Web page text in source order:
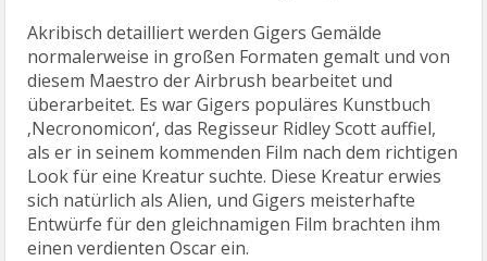
Akribisch detailliert werden Gigers Gemälde
normalerweise in großen Formaten gemalt und von
diesem Maestro der Airbrush bearbeitet und
überarbeitet. Es war Gigers populäres Kunstbuch
‚Necronomicon‘, das Regisseur Ridley Scott auffiel,
als er in seinem kommenden Film nach dem richtigen
Look für eine Kreatur suchte. Diese Kreatur erwies
sich natürlich als Alien, und Gigers meisterhafte
Entwürfe für den gleichnamigen Film brachten ihm
einen verdienten Oscar ein.